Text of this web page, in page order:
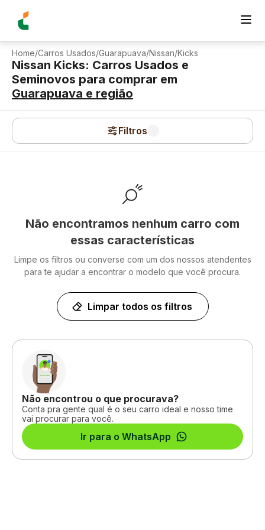
Home/Carros Usados/Guarapuava/Nissan/Kicks
Nissan Kicks: Carros Usados e
Seminovos para comprar em
Guarapuava e região
Filtros
Não encontramos nenhum carro com
essas características
Limpe os filtros ou converse com um dos nossos atendentes
para te ajudar a encontrar o modelo que você procura.
Limpar todos os filtros
Não encontrou o que procurava?
Conta pra gente qual é o seu carro ideal e nosso time
vai procurar para você.
Ir para o WhatsApp